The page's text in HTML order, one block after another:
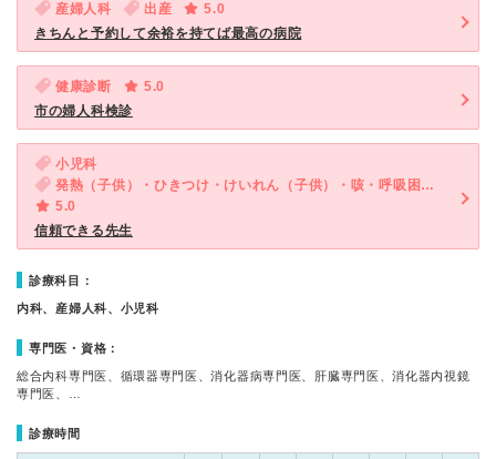
産婦人科 出産
5.0
きちんと予約して余裕を持てば最高の病院
健康診断
5.0
市の婦人科検診
小児科
発熱（子供）・ひきつけ・けいれん（子供）・咳・呼吸困難（子供）
5.0
信頼できる先生
診療科目：
内科、産婦人科、小児科
専門医・資格：
総合内科専門医、循環器専門医、消化器病専門医、肝臓専門医、消化器内視鏡
専門医、…
診療時間